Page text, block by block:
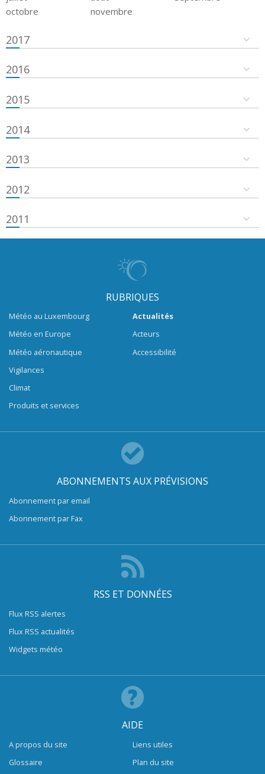
octobre
novembre
2017
2016
2015
2014
2013
2012
2011
RUBRIQUES
Météo au Luxembourg
Météo en Europe
Météo aéronautique
Vigilances
Climat
Produits et services
Actualités
Acteurs
Accessibilité
ABONNEMENTS AUX PRÉVISIONS
Abonnement par email
Abonnement par Fax
RSS ET DONNÉES
Flux RSS alertes
Flux RSS actualités
Widgets météo
AIDE
A propos du site
Glossaire
Liens utiles
Plan du site